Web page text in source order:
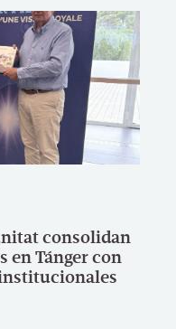
consolidan
en Tánger con